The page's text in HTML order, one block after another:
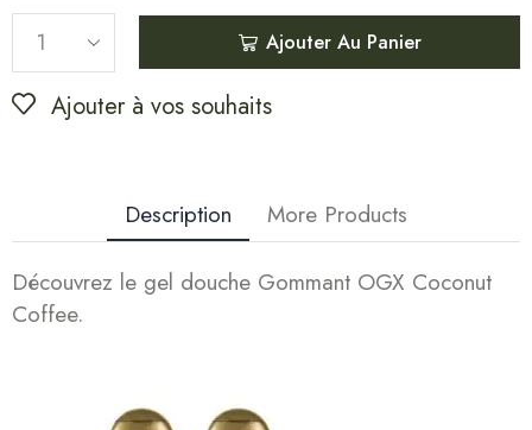
Ajouter Au Panier
Ajouter à vos souhaits
Description More Products
Découvrez le gel douche Gommant OGX Coconut
Coffee.